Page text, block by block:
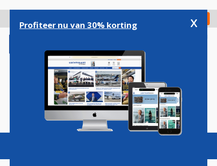
gaan
Check in
Magazine Podcasts Vacatures
Profiteer nu van 30% korting x